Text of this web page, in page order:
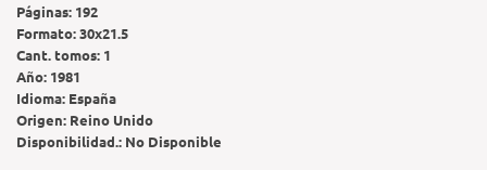
Páginas: 192
Formato:30x21.5
Cant. tomos: 1
Año: 1981
Idioma: España
Origen: Reino Unido
Disponibilidad.: No Disponible